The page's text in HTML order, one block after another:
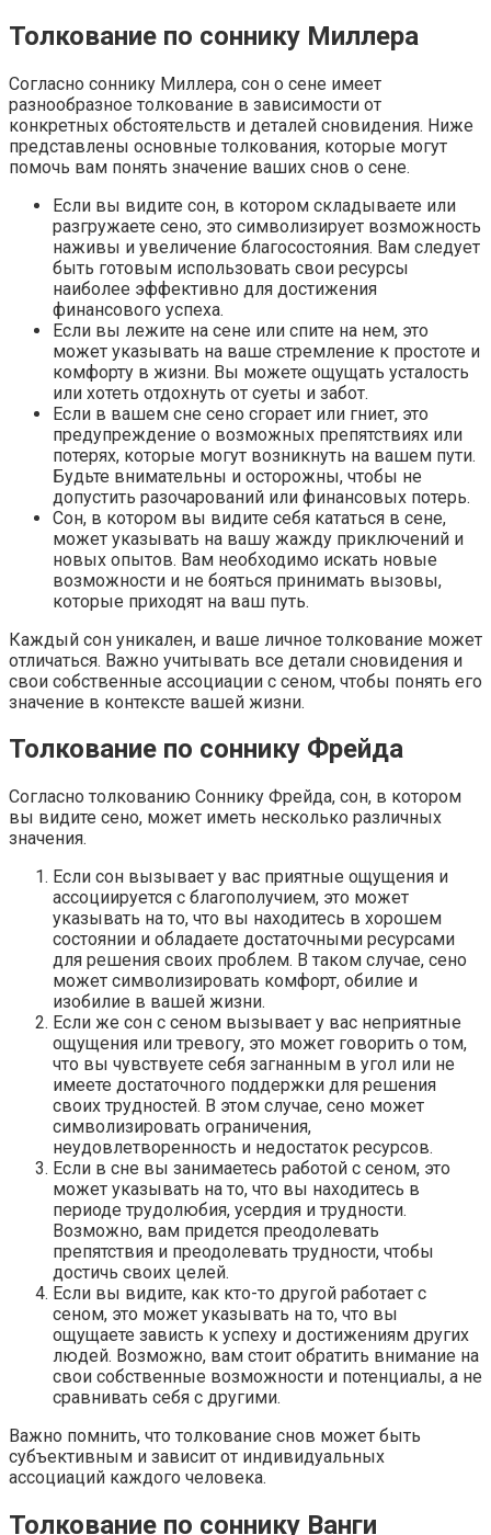
Толкование по соннику Миллера
Согласно соннику Миллера, сон о сене имеет
разнообразное толкование в зависимости от
конкретных обстоятельств и деталей сновидения. Ниже
представлены основные толкования, которые могут
помочь вам понять значение ваших снов о сене.
Если вы видите сон, в котором складываете или
разгружаете сено, это символизирует возможность
наживы и увеличение благосостояния. Вам следует
быть готовым использовать свои ресурсы
наиболее эффективно для достижения
финансового успеха.
Если вы лежите на сене или спите на нем, это
может указывать на ваше стремление к простоте и
комфорту в жизни. Вы можете ощущать усталость
или хотеть отдохнуть от суеты и забот.
Если в вашем сне сено сгорает или гниет, это
предупреждение о возможных препятствиях или
потерях, которые могут возникнуть на вашем пути.
Будьте внимательны и осторожны, чтобы не
допустить разочарований или финансовых потерь.
Сон, в котором вы видите себя кататься в сене,
может указывать на вашу жажду приключений и
новых опытов. Вам необходимо искать новые
возможности и не бояться принимать вызовы,
которые приходят на ваш путь.
Каждый сон уникален, и ваше личное толкование может
отличаться. Важно учитывать все детали сновидения и
свои собственные ассоциации с сеном, чтобы понять его
значение в контексте вашей жизни.
Толкование по соннику Фрейда
Согласно толкованию Соннику Фрейда, сон, в котором
вы видите сено, может иметь несколько различных
значения.
Если сон вызывает у вас приятные ощущения и
ассоциируется с благополучием, это может
указывать на то, что вы находитесь в хорошем
состоянии и обладаете достаточными ресурсами
для решения своих проблем. В таком случае, сено
может символизировать комфорт, обилие и
изобилие в вашей жизни.
Если же сон с сеном вызывает у вас неприятные
ощущения или тревогу, это может говорить о том,
что вы чувствуете себя загнанным в угол или не
имеете достаточного поддержки для решения
своих трудностей. В этом случае, сено может
символизировать ограничения,
неудовлетворенность и недостаток ресурсов.
Если в сне вы занимаетесь работой с сеном, это
может указывать на то, что вы находитесь в
периоде трудолюбия, усердия и трудности.
Возможно, вам придется преодолевать
препятствия и преодолевать трудности, чтобы
достичь своих целей.
Если вы видите, как кто-то другой работает с
сеном, это может указывать на то, что вы
ощущаете зависть к успеху и достижениям других
людей. Возможно, вам стоит обратить внимание на
свои собственные возможности и потенциалы, а не
сравнивать себя с другими.
Важно помнить, что толкование снов может быть
субъективным и зависит от индивидуальных
ассоциаций каждого человека.
Толкование по соннику Ванги